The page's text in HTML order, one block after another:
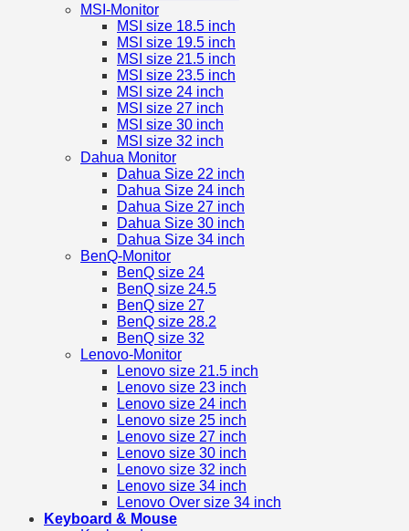
MSI-Monitor
MSI size 18.5 inch
MSI size 19.5 inch
MSI size 21.5 inch
MSI size 23.5 inch
MSI size 24 inch
MSI size 27 inch
MSI size 30 inch
MSI size 32 inch
Dahua Monitor
Dahua Size 22 inch
Dahua Size 24 inch
Dahua Size 27 inch
Dahua Size 30 inch
Dahua Size 34 inch
BenQ-Monitor
BenQ size 24
BenQ size 24.5
BenQ size 27
BenQ size 28.2
BenQ size 32
Lenovo-Monitor
Lenovo size 21.5 inch
Lenovo size 23 inch
Lenovo size 24 inch
Lenovo size 25 inch
Lenovo size 27 inch
Lenovo size 30 inch
Lenovo size 32 inch
Lenovo size 34 inch
Lenovo Over size 34 inch
Keyboard & Mouse